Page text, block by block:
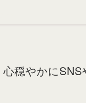
心穏やかに